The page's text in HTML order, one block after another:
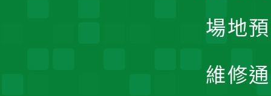
場地
維修